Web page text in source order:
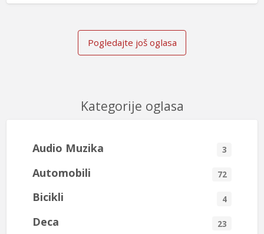
Pogledajte još oglasa
Kategorije oglasa
Audio Muzika 3
Automobili 72
Bicikli 4
Deca 23